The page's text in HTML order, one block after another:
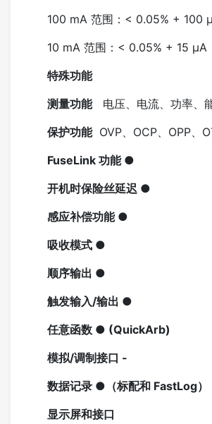
100 mA 范围：< 0.05% + 100
10 mA 范围：< 0.05% + 15 µA
特殊功能
测量功能电压、电流、功率、
保护功能OVP、OCP、OPP、
FuseLink 功能 ●
开机时保险丝延迟 ●
感应补偿功能 ●
吸收模式 ●
顺序输出 ●
触发输入/输出 ●
任意函数 ● (QuickArb)
模拟/调制接口 -
数据记录 ●（标配和 FastLog）
显示屏和接口